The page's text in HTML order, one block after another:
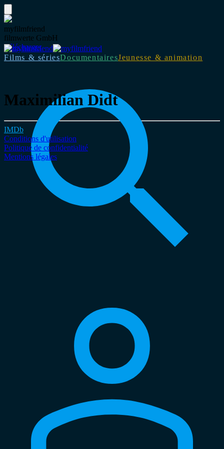
myfilmfriend
filmwerte GmbH
Télécharger
Films & sériesDocumentairesJeunesse & animation
Maximilian Didt
IMDb
Conditions d'utilisation
Politique de confidentialité
Mentions légales